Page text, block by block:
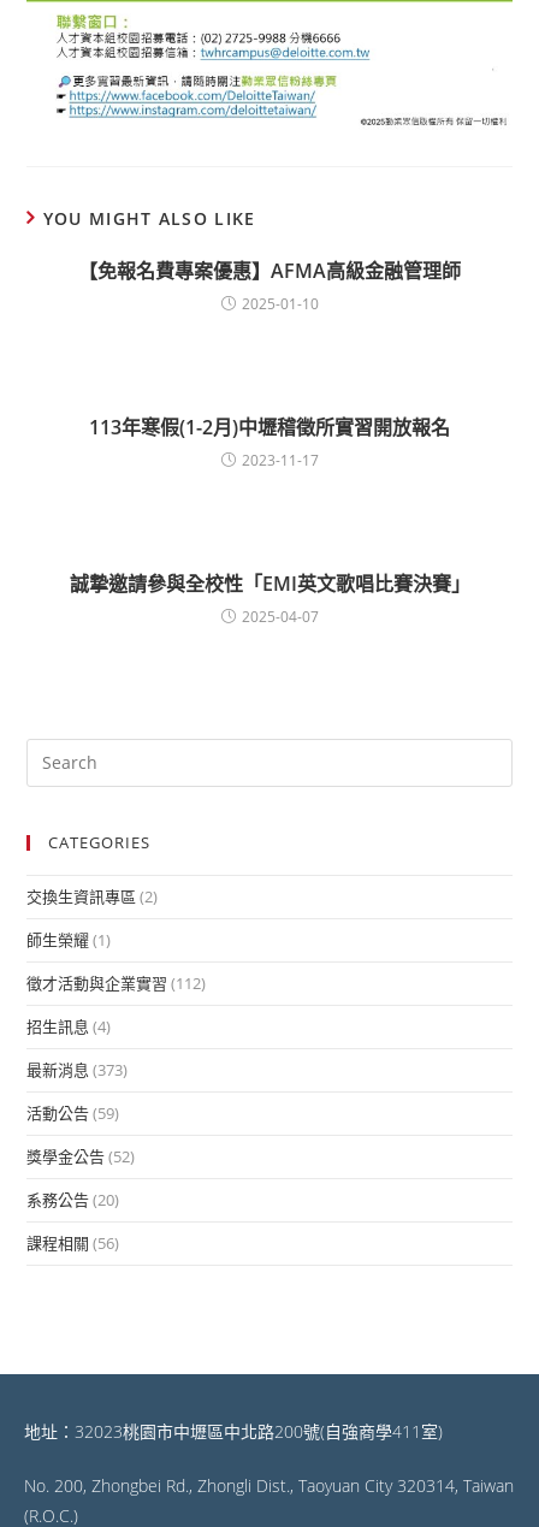
YOU MIGHT ALSO LIKE
【免報名費專案優惠】AFMA高級金融管理師
2025-01-10
113年寒假(1-2月)中壢稽徵所實習開放報名
2023-11-17
誠摯邀請參與全校性「EMI英文歌唱比賽決賽」
2025-04-07
CATEGORIES
交換生資訊專區 (2)
師生榮耀(1)
徵才活動與企業實習 (112)
招生訊息 (4)
最新消息 (373)
活動公告(59)
獎學金公告(52)
系務公告(20)
課程相關 (56)
地址：32023桃園市中壢區中北路200號(自強商學411室)
No. 200, Zhongbei Rd., Zhongli Dist., Taoyuan City 320314, Taiwan
(R.O.C.)